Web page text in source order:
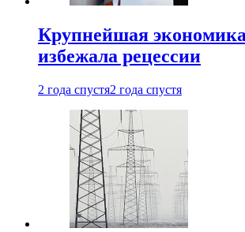
Крупнейшая
избежала рецессии
2 года спустя2 года спустя